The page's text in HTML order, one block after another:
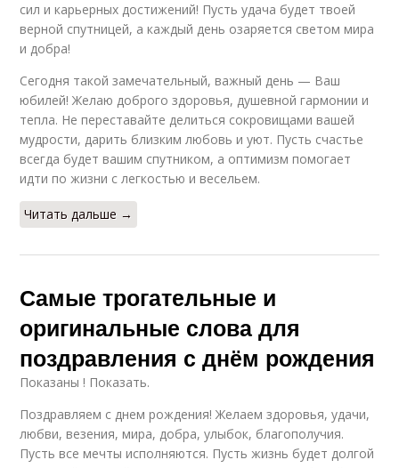
сил и карьерных достижений! Пусть удача будет твоей
верной спутницей, а каждый день озаряется светом мира
и добра!
Сегодня такой замечательный, важный день — Ваш
юбилей! Желаю доброго здоровья, душевной гармонии и
тепла. Не переставайте делиться сокровищами вашей
мудрости, дарить близким любовь и уют. Пусть счастье
всегда будет вашим спутником, а оптимизм помогает
идти по жизни с легкостью и весельем.
Читать дальше →
Самые трогательные и
оригинальные слова для
поздравления с днём рождения
Показаны ! Показать.
Поздравляем с днем рождения! Желаем здоровья, удачи,
любви, везения, мира, добра, улыбок, благополучия.
Пусть все мечты исполняются. Пусть жизнь будет долгой